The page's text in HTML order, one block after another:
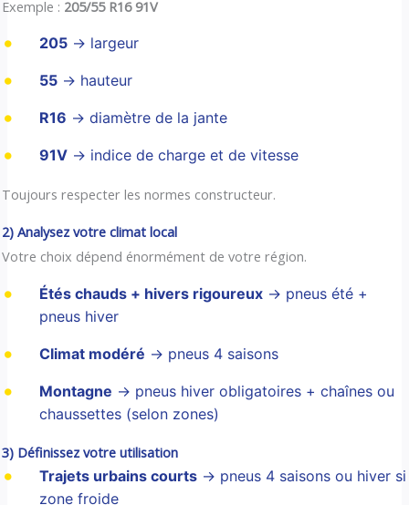
Exemple : 205/55 R16 91V
205→ largeur
55→ hauteur
R16 → diamètre de la jante
91V→ indice de charge et de vitesse
Toujours respecter les normes constructeur.
2) Analysez votre climat local
Votre choix dépend énormément de votre région.
Étés chauds + hivers rigoureux→ pneus été +
pneus hiver
Climat modéré → pneus 4 saisons
Montagne → pneus hiver obligatoires + chaînes ou
chaussettes (selon zones)
3) Définissez votre utilisation
Trajets urbains courts→ pneus 4 saisons ou hiver si
zone froide